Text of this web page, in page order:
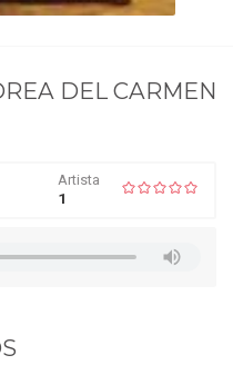
DEL CARMEN
Artista
1